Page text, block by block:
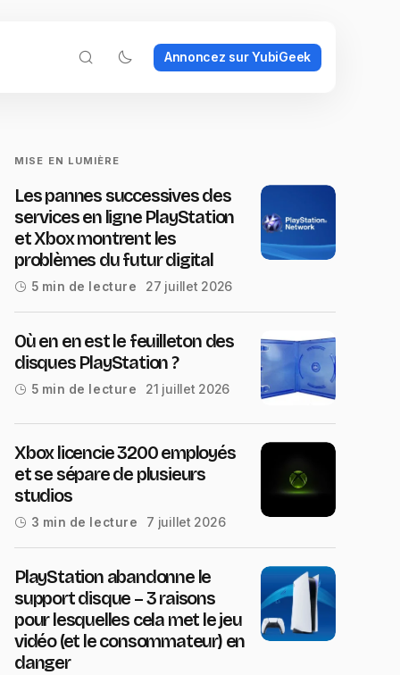
Annoncez sur YubiGeek
MISE EN LUMIÈRE
Les pannes successives des
services en ligne PlayStation
et Xbox montrent les
problèmes du futur digital
5 min de lecture 27 juillet 2026
Où en en est le feuilleton des
disques PlayStation ?
5 min de lecture 21 juillet 2026
Xbox licencie 3200 employés
et se sépare de plusieurs
studios
3 min de lecture 7 juillet 2026
PlayStation abandonne le
support disque – 3 raisons
pour lesquelles cela met le jeu
vidéo (et le consommateur) en
danger